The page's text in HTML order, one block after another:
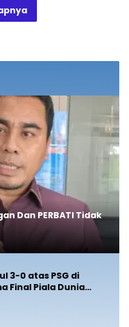
Dan PERBATI Tidak
3-0 atas PSG di
Final Piala Dunia